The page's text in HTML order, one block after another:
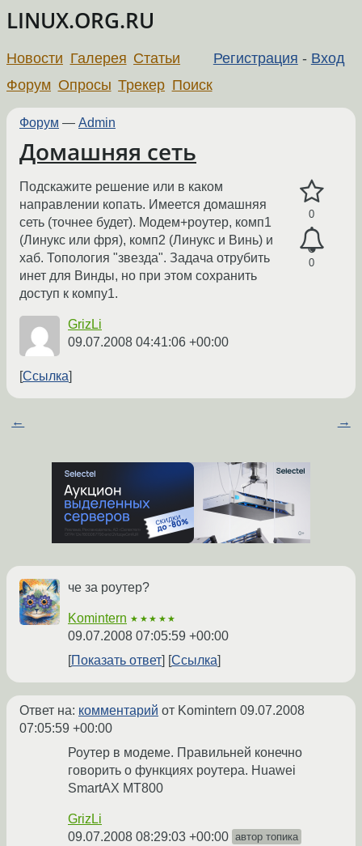
LINUX.ORG.RU
Регистрация - Вход
Новости Галерея Статьи
Форум Опросы Трекер Поиск
Форум — Admin
Домашняя сеть
0
0
Подскажите решение или в каком
направлении копать. Имеется домашняя
сеть (точнее будет). Модем+роутер, комп1
(Линукс или фря), комп2 (Линукс и Винь) и
хаб. Топология "звезда". Задача отрубить
инет для Винды, но при этом сохранить
доступ к компу1.
GrizLi
09.07.2008 04:41:06 +00:00
Ссылка
← →
че за роутер?
Komintern ★★★★★
09.07.2008 07:05:59 +00:00
Показать ответ
Ссылка
Ответ на: комментарий от Komintern 09.07.2008
07:05:59 +00:00
Роутер в модеме. Правильней конечно
говорить о функциях роутера. Huawei
SmartAX MT800
GrizLi
09.07.2008 08:29:03 +00:00 автор топика